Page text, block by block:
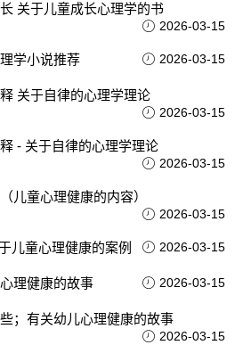
关于儿童成长心理学的书
2026-03-15
学小说推荐 2026-03-15
关于自律的心理学理论
2026-03-15
- 关于自律的心理学理论
2026-03-15
儿童心理健康的内容）
2026-03-15
儿童心理健康的案例 2026-03-15
理健康的故事 2026-03-15
；有关幼儿心理健康的故事
2026-03-15